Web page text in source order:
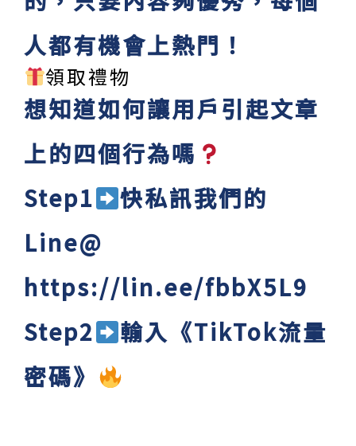
人都有機會上熱門！
領取禮物
想知道如何讓用戶引起文章
上的四個行為嗎
Step1
快私訊我們的
Line@
https://lin.ee/fbbX5L9
Step2
輸入《TikTok流量
密碼》